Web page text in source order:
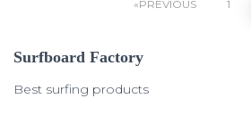
navigation
PREVIOUS 1
Surfboard Factory
Best surfing products